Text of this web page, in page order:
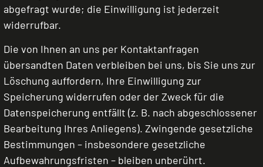
abgefragt wurde; die Einwilligung ist jederzeit
widerrufbar.
Die von Ihnen an uns per Kontaktanfragen
übersandten Daten verbleiben bei uns, bis Sie uns zur
Löschung auffordern, Ihre Einwilligung zur
Speicherung widerrufen oder der Zweck für die
Datenspeicherung entfällt (z. B. nach abgeschlossener
Bearbeitung Ihres Anliegens). Zwingende gesetzliche
Bestimmungen – insbesondere gesetzliche
Aufbewahrungsfristen – bleiben unberührt.